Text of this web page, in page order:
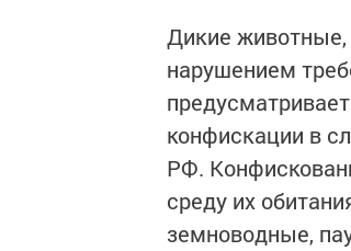
Дикие животные,
нарушением
конфискации в
РФ.
среду их
земноводные,